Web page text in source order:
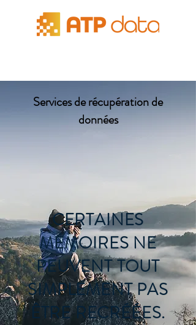
Services de récupération de
données
CERTAINES
MÉMOIRES NE
PEUVENT TOUT
SIMPLEMENT PAS
ÊTRE RECRÉÉES.